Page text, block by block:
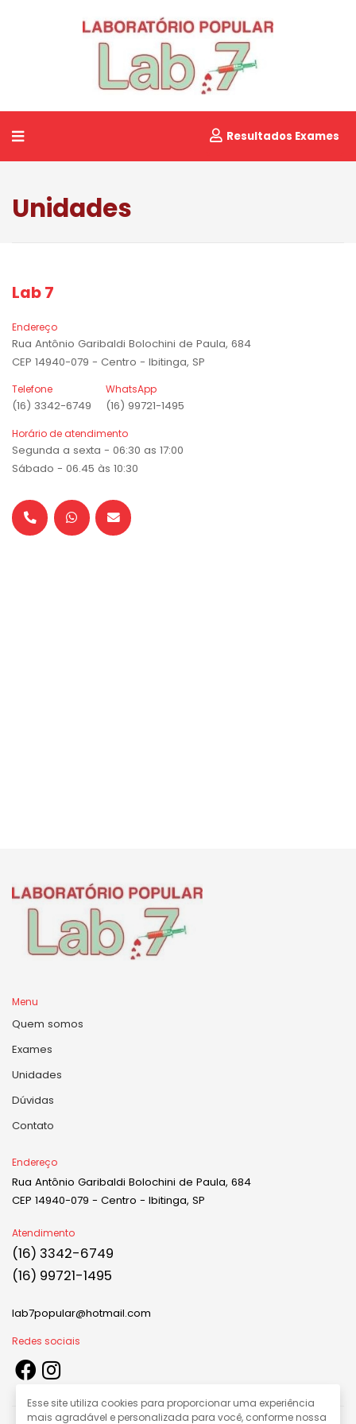
Resultados Exames
Unidades
Lab 7
Endereço
Rua Antônio Garibaldi Bolochini de Paula, 684
CEP 14940-079 - Centro - Ibitinga, SP
Telefone
(16) 3342-6749
WhatsApp
(16) 99721-1495
Horário de atendimento
Segunda a sexta - 06:30 as 17:00
Sábado - 06.45 às 10:30
Menu
Quem somos
Exames
Unidades
Dúvidas
Contato
Endereço
Rua Antônio Garibaldi Bolochini de Paula, 684
CEP 14940-079 - Centro - Ibitinga, SP
Atendimento
(16) 3342-6749
(16) 99721-1495
lab7popular@hotmail.com
Redes sociais
Esse site utiliza cookies para proporcionar uma experiência
mais agradável e personalizada para você, conforme nossa